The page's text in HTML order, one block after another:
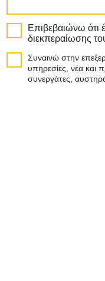
Επιβεβαιώνω ότι
διεκπεραίωσης
Συναινώ στην
υπηρεσίες, νέα και
συνεργάτες,